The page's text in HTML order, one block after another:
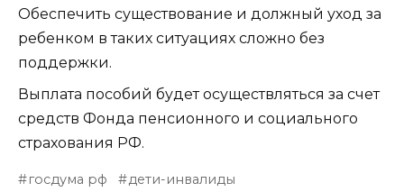
Обеспечить существование и должный уход за
ребенком в таких ситуациях сложно без
поддержки.
Выплата пособий будет осуществляться за счет
средств Фонда пенсионного и социального
страхования РФ.
госдума рф
дети-инвалиды